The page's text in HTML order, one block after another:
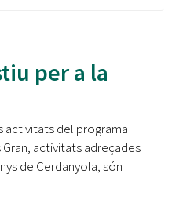
per a la
activitats del programa
Gran, activitats adreçades
de Cerdanyola, són